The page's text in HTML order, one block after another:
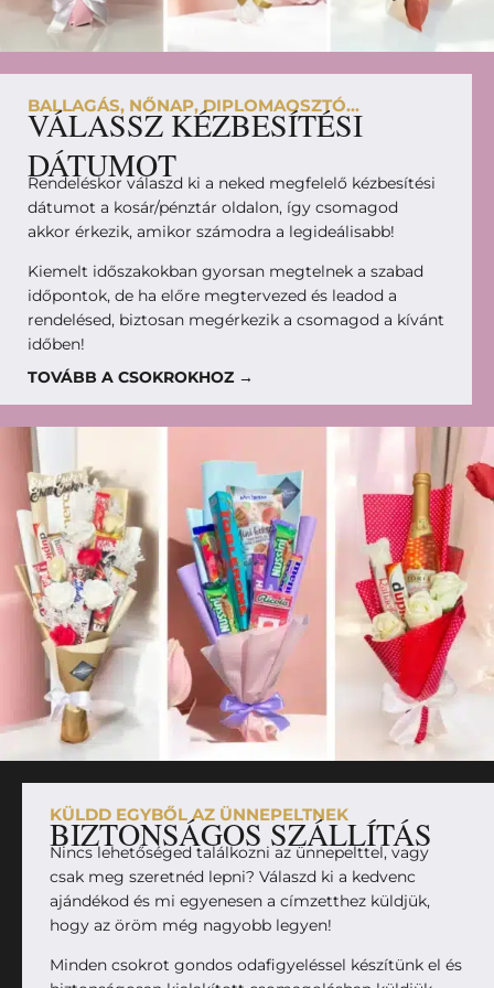
BALLAGÁS, NŐNAP, DIPLOMAOSZTÓ...
VÁLASSZ KÉZBESÍTÉSI
DÁTUMOT
Rendeléskor válaszd ki a neked megfelelő kézbesítési
dátumot a kosár/pénztár oldalon, így csomagod
akkor érkezik, amikor számodra a legideálisabb!
Kiemelt időszakokban gyorsan megtelnek a szabad
időpontok, de ha előre megtervezed és leadod a
rendelésed, biztosan megérkezik a csomagod a kívánt
időben!
TOVÁBB A CSOKROKHOZ →
KÜLDD EGYBŐL AZ ÜNNEPELTNEK
BIZTONSÁGOS SZÁLLÍTÁS
Nincs lehetőséged találkozni az ünnepelttel, vagy
csak meg szeretnéd lepni? Válaszd ki a kedvenc
ajándékod és mi egyenesen a címzetthez küldjük,
hogy az öröm még nagyobb legyen!
Minden csokrot gondos odafigyeléssel készítünk el és